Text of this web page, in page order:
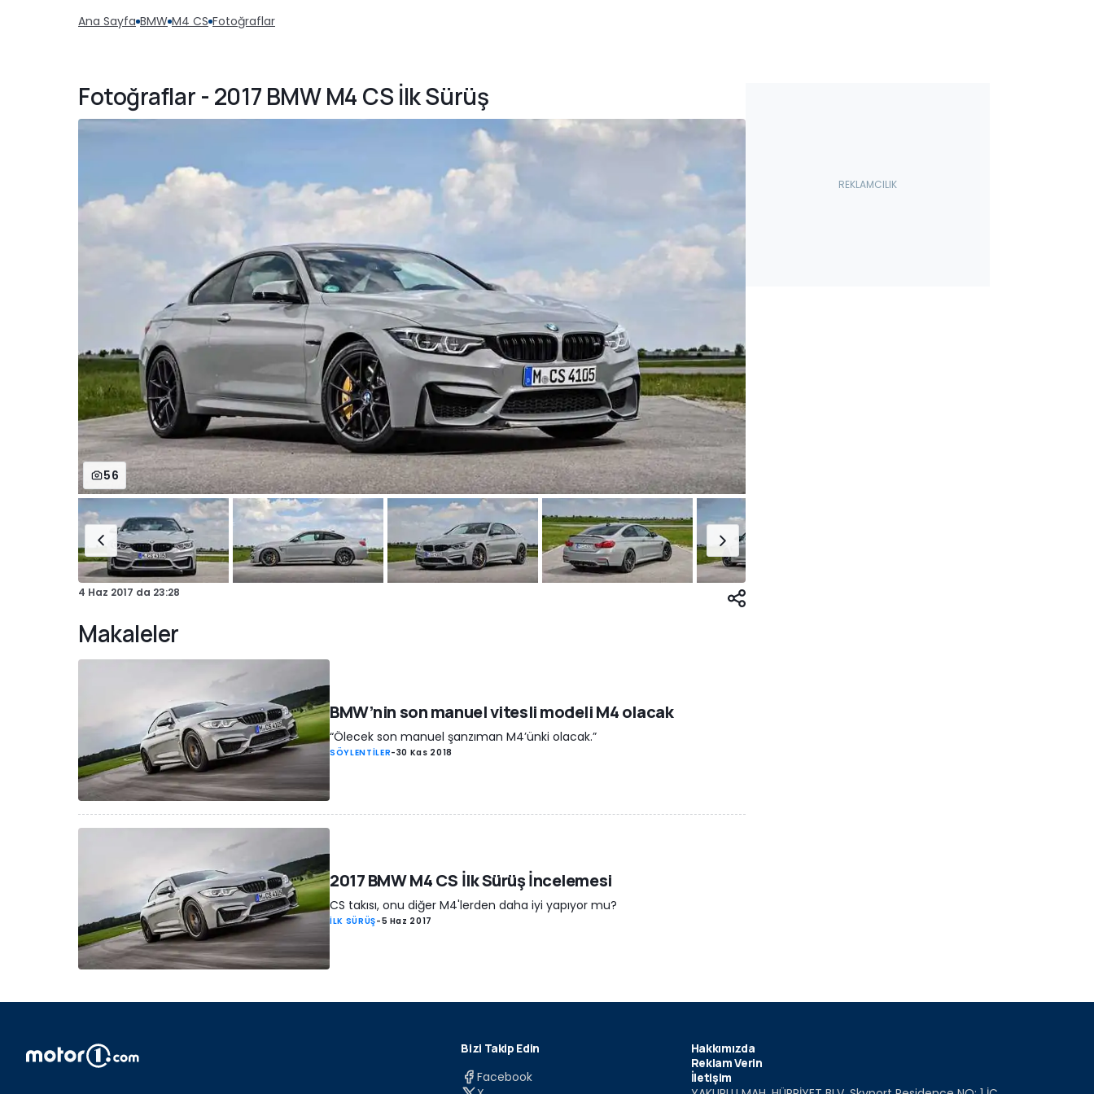
Ana Sayfa BMW M4 CS Fotoğraflar
Fotoğraflar - 2017 BMW M4 CS İlk Sürüş
56
4 Haz 2017 da 23:28
Makaleler
BMW’nin son manuel vitesli modeli M4 olacak
“Ölecek son manuel şanzıman M4’ünki olacak.”
SÖYLENTİLER-30 Kas 2018
2017 BMW M4 CS İlk Sürüş İncelemesi
CS takısı, onu diğer M4'lerden daha iyi yapıyor mu?
İLK SÜRÜŞ-5 Haz 2017
Bizi Takip Edin
Facebook
Hakkımızda
Reklam Verin
İletişim